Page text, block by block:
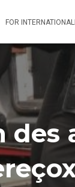
FOR